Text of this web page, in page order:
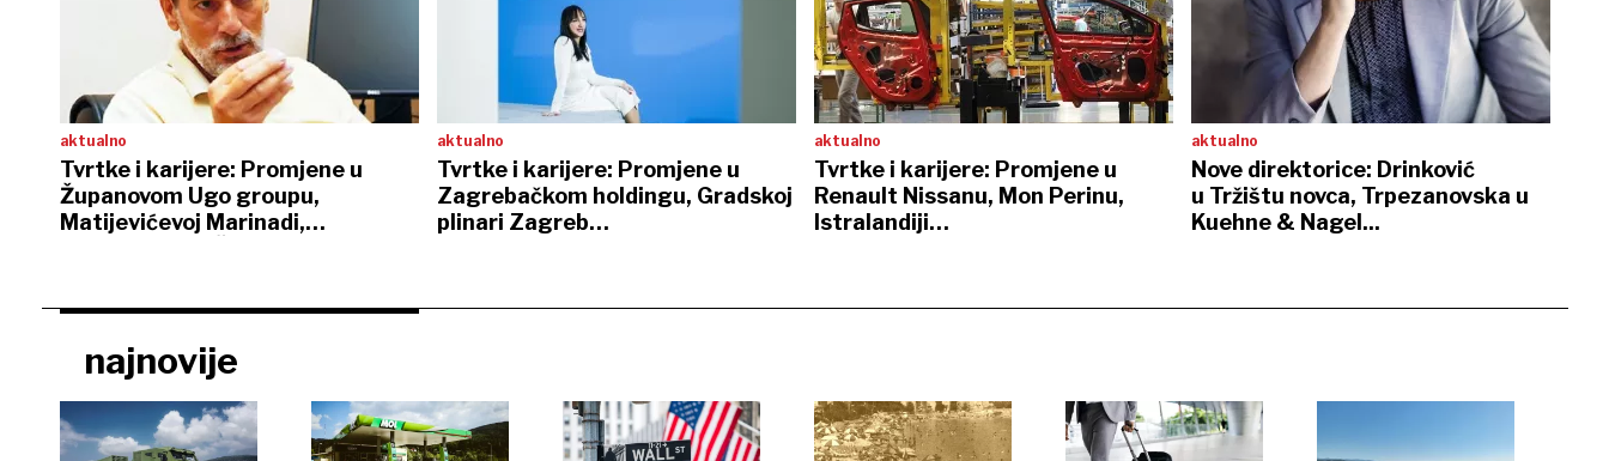
aktualno
Tvrtke i karijere: Promjene u
Županovom Ugo groupu,
Matijevićevoj Marinadi,
aktualno
Tvrtke i karijere: Promjene u
Zagrebačkom holdingu, Gradskoj
plinari Zagreb…
aktualno
Tvrtke i karijere: Promjene u
Renault Nissanu, Mon Perinu,
Istralandiji…
aktualno
Nove direktorice: Drinković
u Tržištu novca, Trpezanovska u
Kuehne & Nagel...
najnovije